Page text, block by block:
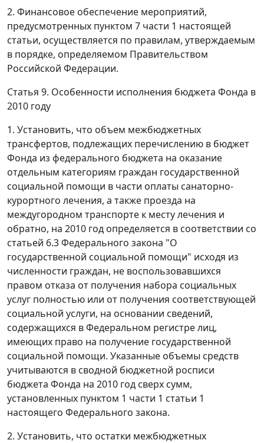
2. Финансовое обеспечение мероприятий,
предусмотренных пунктом 7 части 1 настоящей
статьи, осуществляется по правилам, утверждаемым
в порядке, определяемом Правительством
Российской Федерации.
Статья 9. Особенности исполнения бюджета Фонда в
2010 году
1. Установить, что объем межбюджетных
трансфертов, подлежащих перечислению в бюджет
Фонда из федерального бюджета на оказание
отдельным категориям граждан государственной
социальной помощи в части оплаты санаторно-
курортного лечения, а также проезда на
междугородном транспорте к месту лечения и
обратно, на 2010 год определяется в соответствии со
статьей 6.3 Федерального закона "О
государственной социальной помощи" исходя из
численности граждан, не воспользовавшихся
правом отказа от получения набора социальных
услуг полностью или от получения соответствующей
социальной услуги, на основании сведений,
содержащихся в Федеральном регистре лиц,
имеющих право на получение государственной
социальной помощи. Указанные объемы средств
учитываются в сводной бюджетной росписи
бюджета Фонда на 2010 год сверх сумм,
установленных пунктом 1 части 1 статьи 1
настоящего Федерального закона.
2. Установить, что остатки межбюджетных